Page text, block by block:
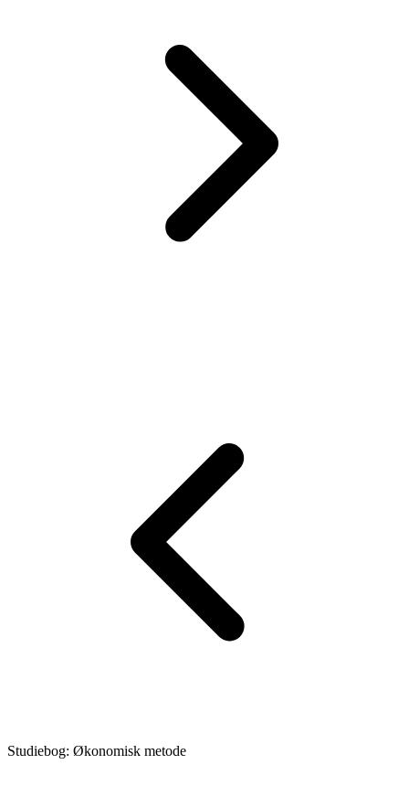
Studiebog: Økonomisk metode